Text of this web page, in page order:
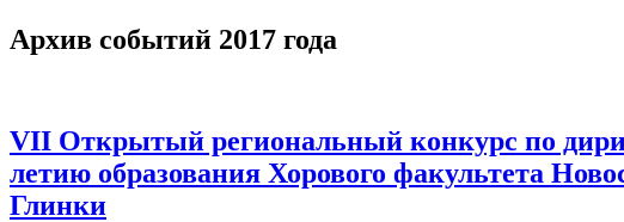
Архив событий 2017 года
VII Открытый региональный конкурс по
летию образования Хорового факультета
Глинки